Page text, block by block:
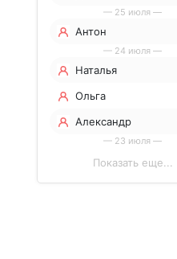
— 25 июля —
Антон
Сергеевич
— 24 июля —
Наталья
Ольга
Александр
— 23 июля —
Показать еще...